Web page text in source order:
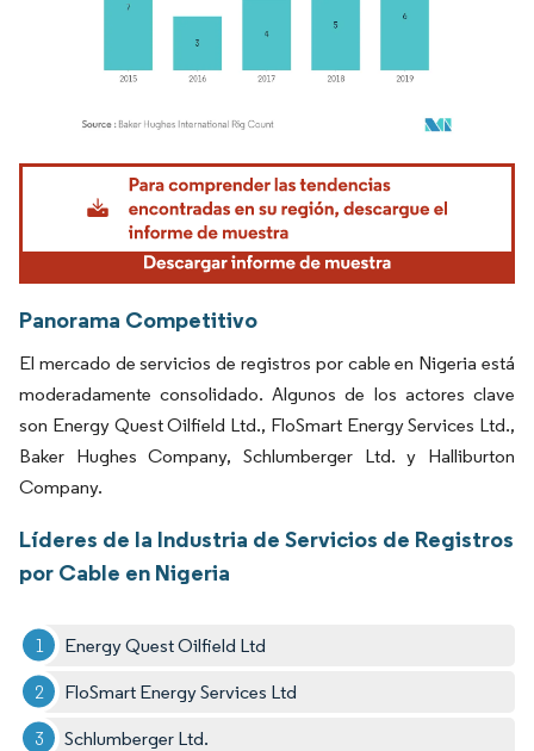
Imagen © Mordor Intelligence. El uso requiere atribución según CC BY 4.0.
Panorama Competitivo
El mercado de servicios de registros por cable en Nigeria está
moderadamente consolidado. Algunos de los actores clave
son Energy Quest Oilfield Ltd., FloSmart Energy Services Ltd.,
Baker Hughes Company, Schlumberger Ltd. y Halliburton
Company.
Líderes de la Industria de Servicios de Registros
por Cable en Nigeria
Energy Quest Oilfield Ltd
FloSmart Energy Services Ltd
Schlumberger Ltd.